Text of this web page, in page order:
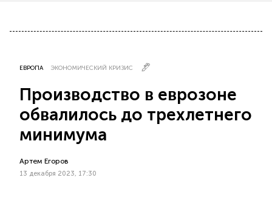
ЕВРОПА ЭКОНОМИЧЕСКИЙ КРИЗИС
Производство в еврозоне
обвалилось до трехлетнего
минимума
Артем Егоров
13 декабря 2023, 17:30